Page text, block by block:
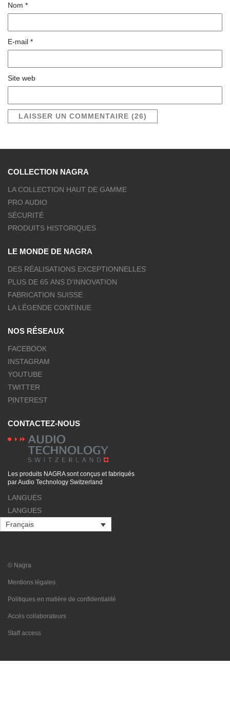
Nom *
E-mail *
Site web
COLLECTION NAGRA
LA COLLECTION HAUT DE GAMME
PRO AUDIO
SÉCURITÉ
PRODUITS HISTORIQUES
LE MONDE DE NAGRA
DES RÉALISATIONS EXCEPTIONNELLES
PLUS DE 65 ANS D’INNOVATION
FABRICATION SUISSE
LA LÉGENDE CONTINUE
NOS RÉSEAUX
FACEBOOK
INSTAGRAM
YOUTUBE
TWITTER
PINTEREST
CONTACTEZ-NOUS
Les produits NAGRA sont conçus et fabriqués
par Audio Technology Switzerland
LANGUES
LANGUES
Français
© Nagra
Mentions légales
Politiques en matière de confidentialité
Accès collaborateurs
Staff access